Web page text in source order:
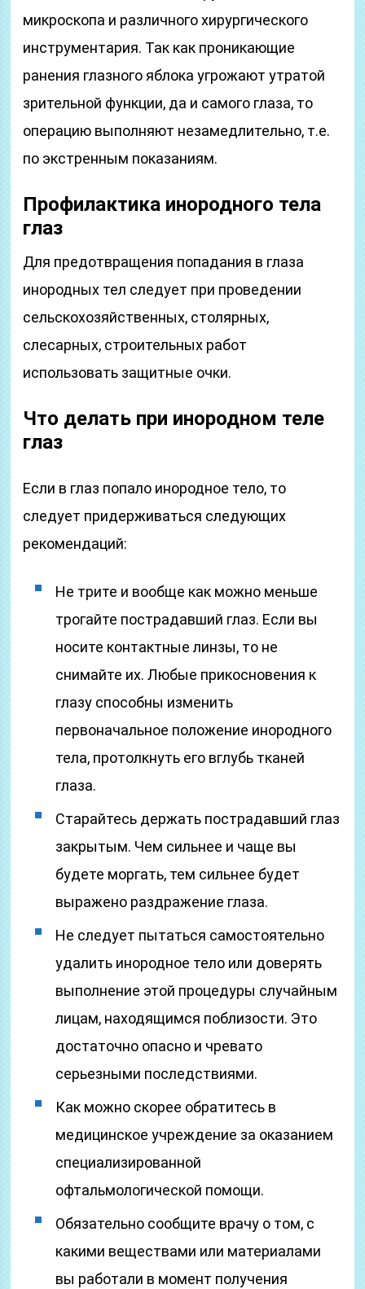
микроскопа и различного хирургического
инструментария. Так как проникающие
ранения глазного яблока угрожают утратой
зрительной функции, да и самого глаза, то
операцию выполняют незамедлительно, т.е.
по экстренным показаниям.
Профилактика инородного тела
глаз
Для предотвращения попадания в глаза
инородных тел следует при проведении
сельскохозяйственных, столярных,
слесарных, строительных работ
использовать защитные очки.
Что делать при инородном теле
глаз
Если в глаз попало инородное тело, то
следует придерживаться следующих
рекомендаций:
Не трите и вообще как можно меньше
трогайте пострадавший глаз. Если вы
носите контактные линзы, то не
снимайте их. Любые прикосновения к
глазу способны изменить
первоначальное положение инородного
тела, протолкнуть его вглубь тканей
глаза.
Старайтесь держать пострадавший глаз
закрытым. Чем сильнее и чаще вы
будете моргать, тем сильнее будет
выражено раздражение глаза.
Не следует пытаться самостоятельно
удалить инородное тело или доверять
выполнение этой процедуры случайным
лицам, находящимся поблизости. Это
достаточно опасно и чревато
серьезными последствиями.
Как можно скорее обратитесь в
медицинское учреждение за оказанием
специализированной
офтальмологической помощи.
Обязательно сообщите врачу о том, с
какими веществами или материалами
вы работали в момент получения